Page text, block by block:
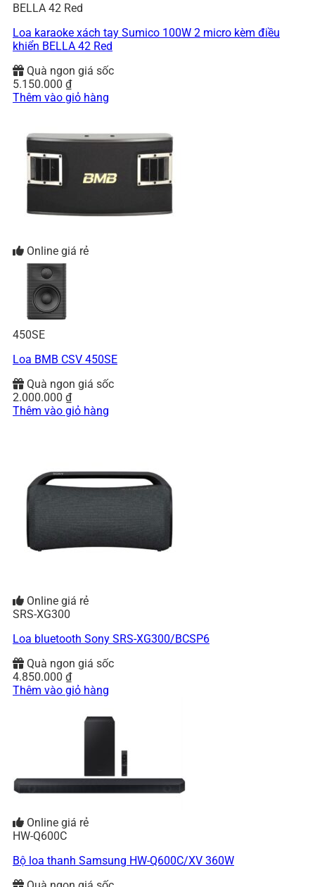
BELLA 42 Red
Loa karaoke xách tay Sumico 100W 2 micro kèm điều
khiển BELLA 42 Red
Quà ngon giá sốc
5.150.000 ₫
Thêm vào giỏ hàng
Online giá rẻ
450SE
Loa BMB CSV 450SE
Quà ngon giá sốc
2.000.000 ₫
Thêm vào giỏ hàng
Online giá rẻ
SRS-XG300
Loa bluetooth Sony SRS-XG300/BCSP6
Quà ngon giá sốc
4.850.000 ₫
Thêm vào giỏ hàng
Online giá rẻ
HW-Q600C
Bộ loa thanh Samsung HW-Q600C/XV 360W